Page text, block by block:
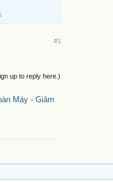
#1
up to reply here.)
Máy - Giảm